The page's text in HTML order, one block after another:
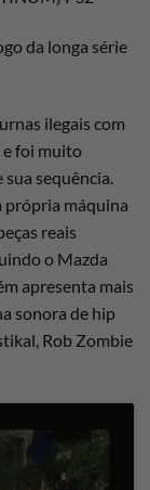
da longa série
ilegais com
foi muito
sequência.
própria máquina
reais
o Mazda
apresenta mais
sonora de hip
Rob Zombie